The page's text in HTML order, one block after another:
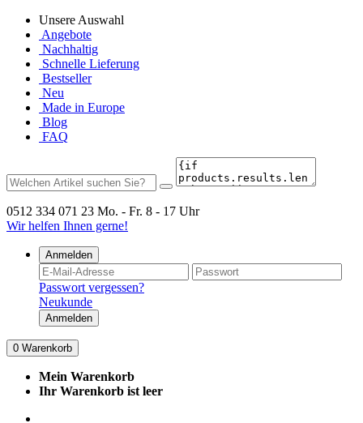
Unsere Auswahl
Angebote
Nachhaltig
Schnelle Lieferung
Bestseller
Neu
Made in Europe
Blog
FAQ
0512 334 071 23 Mo. - Fr. 8 - 17 Uhr
Wir helfen Ihnen gerne!
Anmelden
Passwort vergessen?
Neukunde
Anmelden
0 Warenkorb
Mein Warenkorb
Ihr Warenkorb ist leer